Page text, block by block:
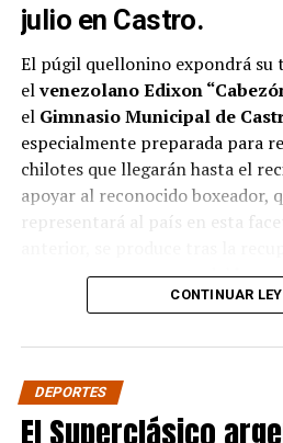
julio en Castro.
El púgil quellonino expondrá
elvenezolano Edixon
el Gimnasio Municipal de
especialmente preparada para
chilotes que llegarán hasta el
apoyar al reconocido boxeador,
representará al país en esta
campeonato por parte del
mes de abril ante elboliviano
La velada contará además con
preliminares con los mejores
la zona. Este evento es único
CONTINUAR
DEPORTES
El Superclásico